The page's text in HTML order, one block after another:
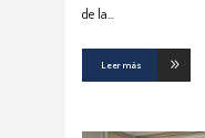
de la
Leer más